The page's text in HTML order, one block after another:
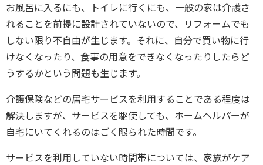
お風呂に入るにも、トイレに行くにも、一般の家は介護さ
れることを前提に設計されていないので、リフォームでも
しない限り不自由が生じます。それに、自分で買い物に行
けなくなったり、食事の用意をできなくなったりしたらど
うするかという問題も生じます。
介護保険などの居宅サービスを利用することである程度は
解決しますが、サービスを駆使しても、ホームヘルパーが
自宅にいてくれるのはごく限られた時間です。
サービスを利用していない時間帯については、家族がケア